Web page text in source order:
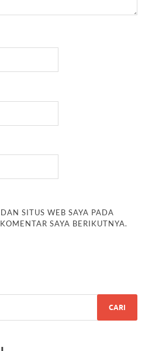
SITUS WEB SAYA PADA
SAYA BERIKUTNYA.